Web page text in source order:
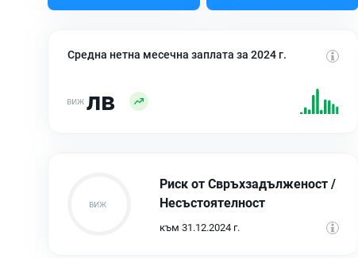
Средна нетна месечна заплата за 2024 г.
лв
Риск от Свръхзадълженост /
Несъстоятелност
към 31.12.2024 г.